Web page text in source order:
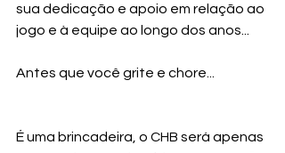
sua dedicação e apoio em relação ao
jogo e à equipe ao longo dos anos...
Antes que você grite e chore...
É uma brincadeira, o CHB será apenas